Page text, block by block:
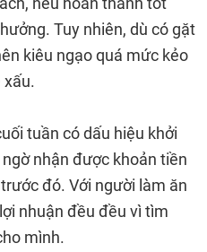
Tuy nhiên, dù có gặt
kiêu ngạo quá mức kẻo
xấu.
tuần có dấu hiệu khởi
nhận được khoản tiền
đó. Với người làm ăn
nhuận đều đều vì tìm
mình.